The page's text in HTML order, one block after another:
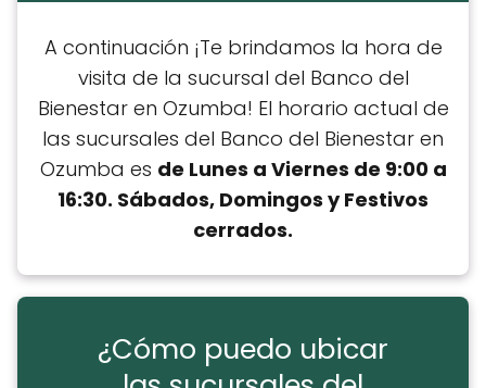
A continuación ¡Te brindamos la hora de
visita de la sucursal del Banco del
Bienestar en Ozumba! El horario actual de
las sucursales del Banco del Bienestar en
Ozumba es de Lunes a Viernes de 9:00 a
16:30. Sábados, Domingos y Festivos
cerrados.
¿Cómo puedo ubicar